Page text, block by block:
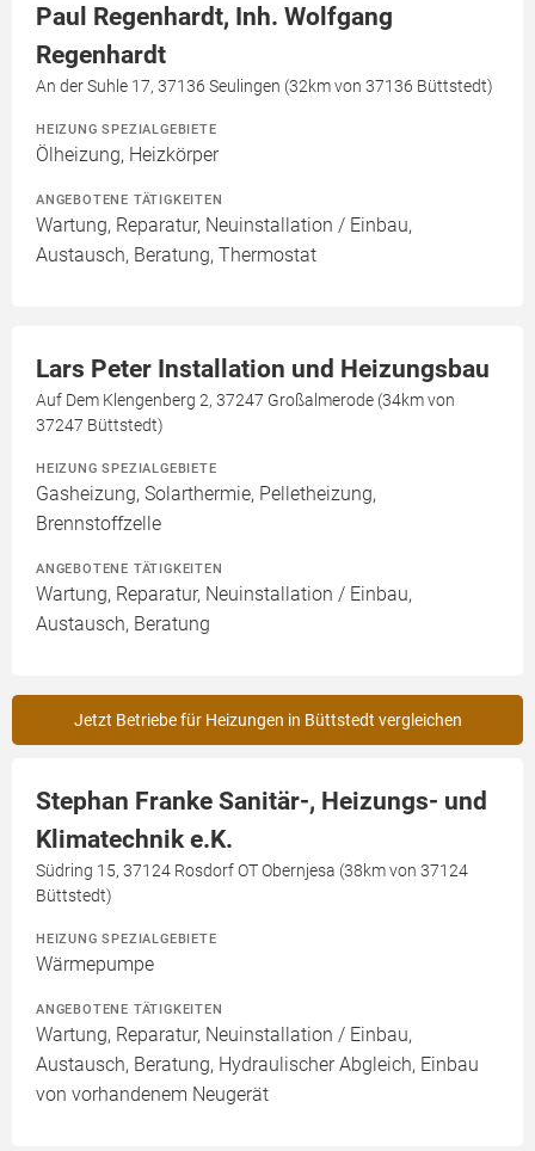
Paul Regenhardt, Inh. Wolfgang
Regenhardt
An der Suhle 17, 37136 Seulingen (32km von 37136 Büttstedt)
HEIZUNG SPEZIALGEBIETE
Ölheizung, Heizkörper
ANGEBOTENE TÄTIGKEITEN
Wartung, Reparatur, Neuinstallation / Einbau,
Austausch, Beratung, Thermostat
Lars Peter Installation und Heizungsbau
Auf Dem Klengenberg 2, 37247 Großalmerode (34km von
37247 Büttstedt)
HEIZUNG SPEZIALGEBIETE
Gasheizung, Solarthermie, Pelletheizung,
Brennstoffzelle
ANGEBOTENE TÄTIGKEITEN
Wartung, Reparatur, Neuinstallation / Einbau,
Austausch, Beratung
Jetzt Betriebe für Heizungen in Büttstedt vergleichen
Stephan Franke Sanitär-, Heizungs- und
Klimatechnik e.K.
Südring 15, 37124 Rosdorf OT Obernjesa (38km von 37124
Büttstedt)
HEIZUNG SPEZIALGEBIETE
Wärmepumpe
ANGEBOTENE TÄTIGKEITEN
Wartung, Reparatur, Neuinstallation / Einbau,
Austausch, Beratung, Hydraulischer Abgleich, Einbau
von vorhandenem Neugerät